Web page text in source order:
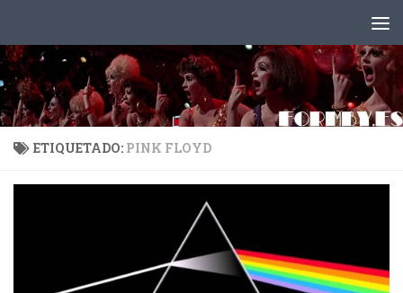
ETIQUETADO: PINK FLOYD